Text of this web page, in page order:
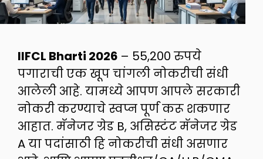
IIFCL Bharti 2026 – 55,200 रुपये
पगाराची एक खूप चांगली नोकरीची संधी
आलेली आहे. यामध्ये आपण आपले सरकारी
नोकरी करण्याचे स्वप्न पूर्ण करू शकणार
आहात. मॅनेजर ग्रेड B, असिस्टंट मॅनेजर ग्रेड
A या पदांसाठी हि नोकरीची संधी असणार